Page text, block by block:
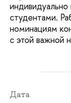
студентами.
номинациям
с этой важной
Дата